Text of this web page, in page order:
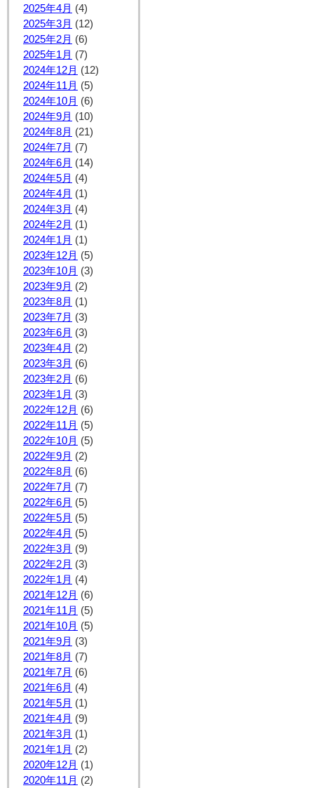
2025年4月 (4)
2025年3月 (12)
2025年2月 (6)
2025年1月 (7)
2024年12月 (12)
2024年11月 (5)
2024年10月 (6)
2024年9月 (10)
2024年8月 (21)
2024年7月 (7)
2024年6月 (14)
2024年5月 (4)
2024年4月 (1)
2024年3月 (4)
2024年2月 (1)
2024年1月 (1)
2023年12月 (5)
2023年10月 (3)
2023年9月 (2)
2023年8月 (1)
2023年7月 (3)
2023年6月 (3)
2023年4月 (2)
2023年3月 (6)
2023年2月 (6)
2023年1月 (3)
2022年12月 (6)
2022年11月 (5)
2022年10月 (5)
2022年9月 (2)
2022年8月 (6)
2022年7月 (7)
2022年6月 (5)
2022年5月 (5)
2022年4月 (5)
2022年3月 (9)
2022年2月 (3)
2022年1月 (4)
2021年12月 (6)
2021年11月 (5)
2021年10月 (5)
2021年9月 (3)
2021年8月 (7)
2021年7月 (6)
2021年6月 (4)
2021年5月 (1)
2021年4月 (9)
2021年3月 (1)
2021年1月 (2)
2020年12月 (1)
2020年11月 (2)